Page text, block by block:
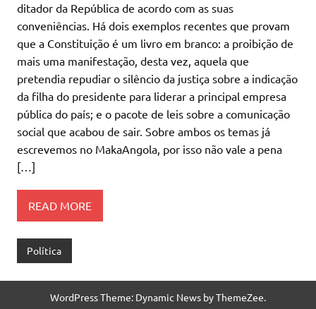
ditador da República de acordo com as suas
conveniências. Há dois exemplos recentes que provam
que a Constituição é um livro em branco: a proibição de
mais uma manifestação, desta vez, aquela que
pretendia repudiar o silêncio da justiça sobre a indicação
da filha do presidente para liderar a principal empresa
pública do país; e o pacote de leis sobre a comunicação
social que acabou de sair. Sobre ambos os temas já
escrevemos no MakaAngola, por isso não vale a pena
[…]
READ MORE
Política
WordPress Theme: Dynamic News by ThemeZee.